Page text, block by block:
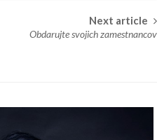
Next article
Obdarujte svojich zamestnancov